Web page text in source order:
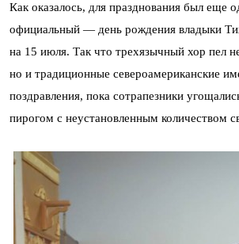
Как оказалось, для празднования был еще
официальный — день рождения владыки
на 15 июля. Так что трехязычный хор пел
но и традиционные североамериканские
поздравления, пока сотрапезники
пирогом с неустановленным количеством